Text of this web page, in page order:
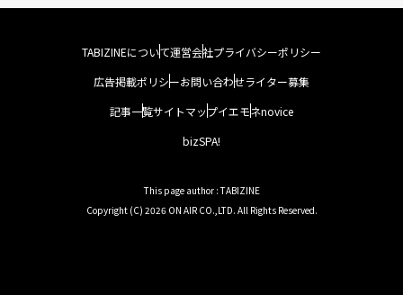
TABIZINEについて運営会社プライバシーポリシー
広告掲載ポリシーお問い合わせライター募集
記事一覧サイトマップイエモネnovice
bizSPA!
This page author : TABIZINE
Copyright (C) 2026 ON AIR CO.,LTD. All Rights Reserved.